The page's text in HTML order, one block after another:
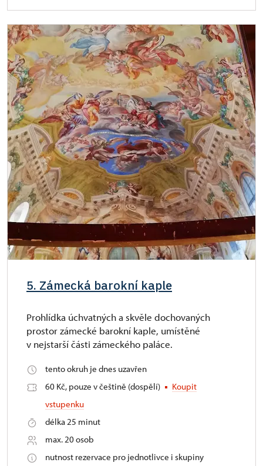
5. Zámecká barokní kaple
Prohlídka úchvatných a skvěle dochovaných
prostor zámecké barokní kaple, umístěné
v nejstarší části zámeckého paláce.
tento okruh je dnes uzavřen
60 Kč, pouze v češtině (dospělí)
Koupit
vstupenku
délka 25 minut
max. 20 osob
nutnost rezervace pro jednotlivce i skupiny